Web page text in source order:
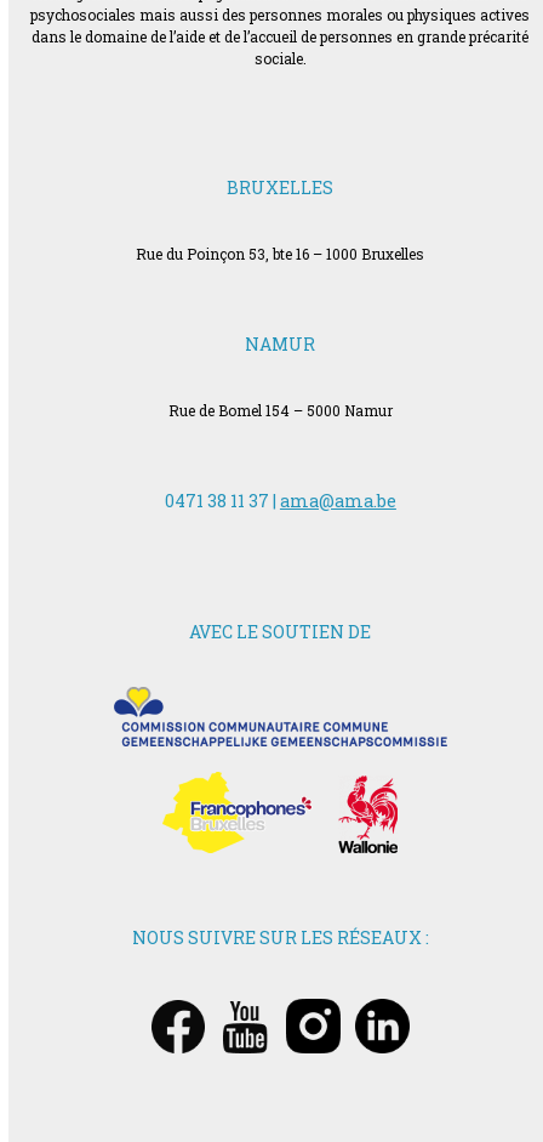
psychosociales mais aussi des personnes morales ou physiques actives
dans le domaine de l’aide et de l’accueil de personnes en grande précarité
sociale.
BRUXELLES
Rue du Poinçon 53, bte 16 – 1000 Bruxelles
NAMUR
Rue de Bomel 154 – 5000 Namur
0471 38 11 37 | ama@ama.be
AVEC LE SOUTIEN DE
NOUS SUIVRE SUR LES RÉSEAUX :